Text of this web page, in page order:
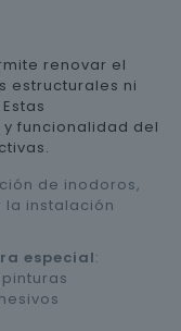
renovar el
estructurales ni
funcionalidad del
de inodoros,
instalación
especial: